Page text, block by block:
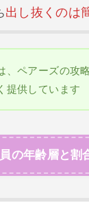
出し抜くのは
、ペアーズの攻
提供しています
の年齢層と割